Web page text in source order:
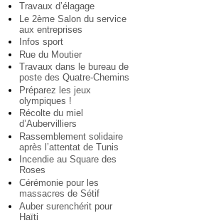
Travaux d’élagage
Le 2ème Salon du service
aux entreprises
Infos sport
Rue du Moutier
Travaux dans le bureau de
poste des Quatre-Chemins
Préparez les jeux
olympiques !
Récolte du miel
d’Aubervilliers
Rassemblement solidaire
après l’attentat de Tunis
Incendie au Square des
Roses
Cérémonie pour les
massacres de Sétif
Auber surenchérit pour
Haïti